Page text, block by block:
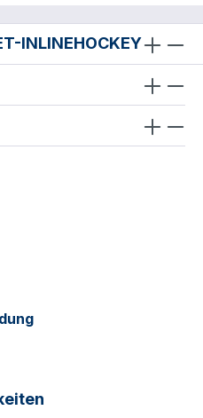
INLINEHOCKEY